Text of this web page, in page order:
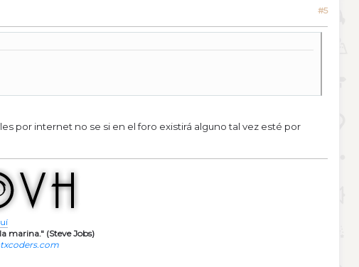
#5
por internet no se si en el foro existirá alguno tal vez esté por
marina." (Steve Jobs)